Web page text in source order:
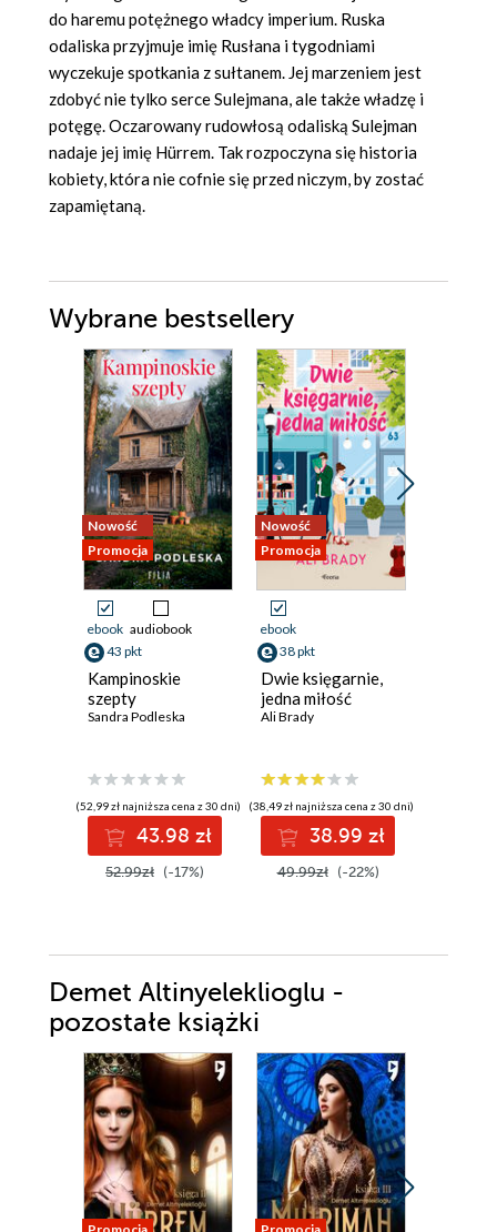
do haremu potężnego władcy imperium. Ruska
odaliska przyjmuje imię Rusłana i tygodniami
wyczekuje spotkania z sułtanem. Jej marzeniem jest
zdobyć nie tylko serce Sulejmana, ale także władzę i
potęgę. Oczarowany rudowłosą odaliską Sulejman
nadaje jej imię Hürrem. Tak rozpoczyna się historia
kobiety, która nie cofnie się przed niczym, by zostać
zapamiętaną.
Wybrane bestsellery
Nowość
Promocja
ebook audiobook
43 pkt
Kampinoskie
szepty
Sandra Podleska
(52,99 zł najniższa cena z 30 dni)
43.98 zł
52.99zł (-17%)
Nowość
Promocja
ebook
38 pkt
Dwie księgarnie,
jedna miłość
Ali Brady
(38,49 zł najniższa cena z 30 dni)
38.99 zł
49.99zł (-22%)
Demet Altinyeleklioglu -
pozostałe książki